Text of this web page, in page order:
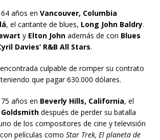
años en Vancouver, Columbia
, el cantante de blues, Long John Baldry.
y Elton John además de con Blues
Davies’ R&B All Stars.
culpable de romper su contrato
que pagar 630.000 dólares.
años en Beverly Hills, California, el
Goldsmith después de perder su batalla
de los compositores de cine y televisión
películas como Star Trek, El planeta de